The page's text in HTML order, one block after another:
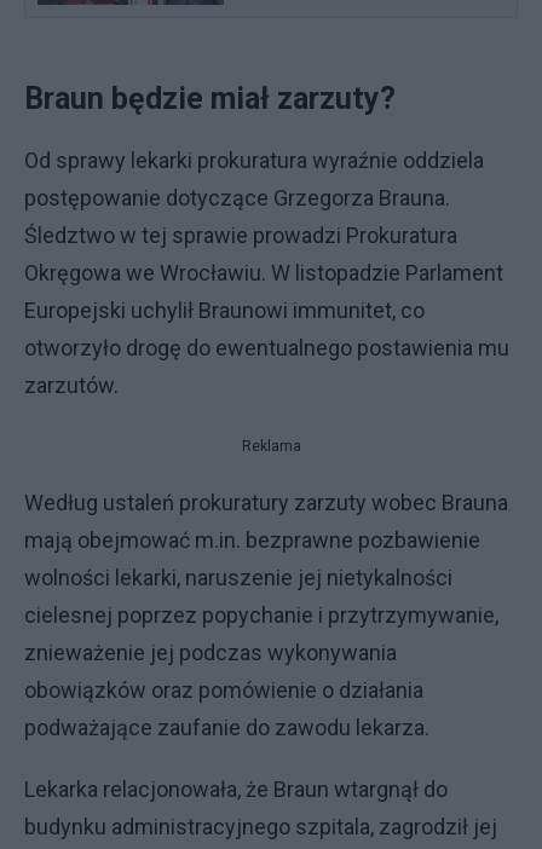
Braun będzie miał zarzuty?
Od sprawy lekarki prokuratura wyraźnie oddziela
postępowanie dotyczące Grzegorza Brauna.
Śledztwo w tej sprawie prowadzi Prokuratura
Okręgowa we Wrocławiu. W listopadzie Parlament
Europejski uchylił Braunowi immunitet, co
otworzyło drogę do ewentualnego postawienia mu
zarzutów.
Reklama
Według ustaleń prokuratury zarzuty wobec Brauna
mają obejmować m.in. bezprawne pozbawienie
wolności lekarki, naruszenie jej nietykalności
cielesnej poprzez popychanie i przytrzymywanie,
znieważenie jej podczas wykonywania
obowiązków oraz pomówienie o działania
podważające zaufanie do zawodu lekarza.
Lekarka relacjonowała, że Braun wtargnął do
budynku administracyjnego szpitala, zagrodził jej